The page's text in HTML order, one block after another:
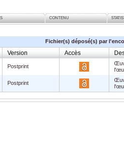
CONTENU
Fichier(s) déposé(s) par
Version Accès
Postprint
Postprint